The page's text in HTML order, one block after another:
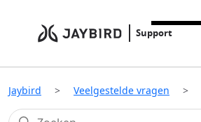
Support
Jaybird Veelgestelde vragen